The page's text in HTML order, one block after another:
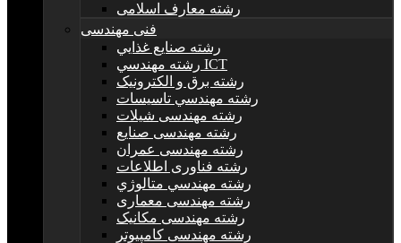
رشته معارف اسلامی
فنی مهندسی
رشته صنايع غذايي
رشته مهندسي ICT
رشته برق و الکترونيک
رشته مهندسي تاسيسات
رشته مهندسی شیلات
رشته مهندسی صنایع
رشته مهندسی عمران
رشته فناوری اطلاعات
رشته مهندسي متالوژي
رشته مهندسی معماری
رشته مهندسی مکانیک
رشته مهندسی کامپیوتر